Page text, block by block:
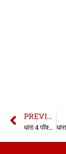
PREVIOUS
धारा 4 पॉक्सो एक्ट | 4 Pocso Act in hindi